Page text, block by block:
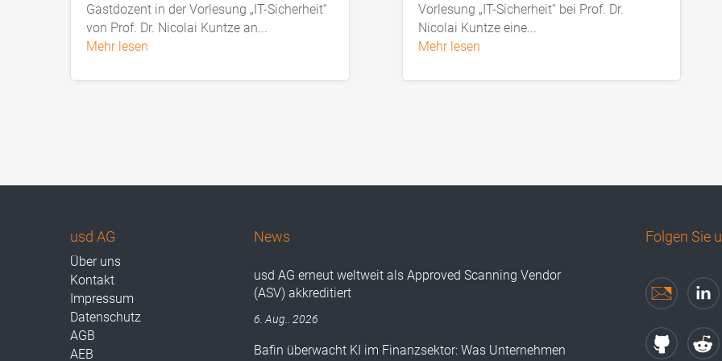
Gastdozent in der Vorlesung „IT-Sicherheit“
von Prof. Dr. Nicolai Kuntze an...
mehr lesen
Vorlesung „IT-Sicherheit“ bei Prof. Dr.
Nicolai Kuntze eine...
mehr lesen
usd AG
Über uns
Kontakt
Impressum
Datenschutz
AGB
AEB
News
usd AG erneut weltweit als Approved Scanning Vendor
(ASV) akkreditiert
6. Aug.. 2026
Bafin überwacht KI im Finanzsektor: Was Unternehmen
Folgen Sie